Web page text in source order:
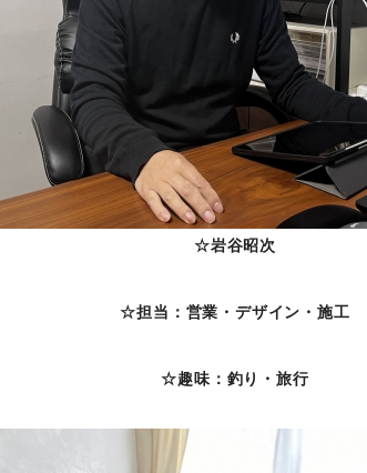
☆岩谷昭次
☆担当：営業・デザイン・施工
☆趣味：釣り・旅行